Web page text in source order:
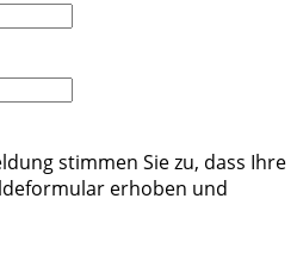
stimmen Sie zu, dass Ihre
erhoben und